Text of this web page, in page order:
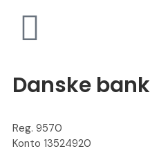
Danske bank
Reg. 9570
Konto 13524920